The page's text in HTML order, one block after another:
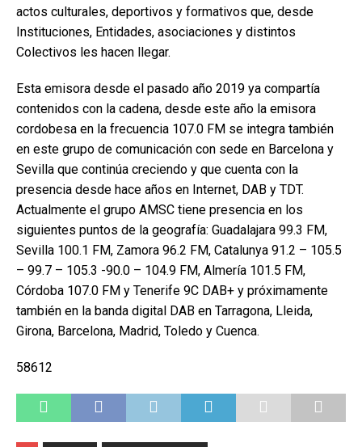
actos culturales, deportivos y formativos que, desde
Instituciones, Entidades, asociaciones y distintos
Colectivos les hacen llegar.
Esta emisora desde el pasado año 2019 ya compartía
contenidos con la cadena, desde este año la emisora
cordobesa en la frecuencia 107.0 FM se integra también
en este grupo de comunicación con sede en Barcelona y
Sevilla que continúa creciendo y que cuenta con la
presencia desde hace años en Internet, DAB y TDT.
Actualmente el grupo AMSC tiene presencia en los
siguientes puntos de la geografía: Guadalajara 99.3 FM,
Sevilla 100.1 FM, Zamora 96.2 FM, Catalunya 91.2 – 105.5
– 99.7 – 105.3 -90.0 – 104.9 FM, Almería 101.5 FM,
Córdoba 107.0 FM y Tenerife 9C DAB+ y próximamente
también en la banda digital DAB en Tarragona, Lleida,
Girona, Barcelona, Madrid, Toledo y Cuenca.
58612